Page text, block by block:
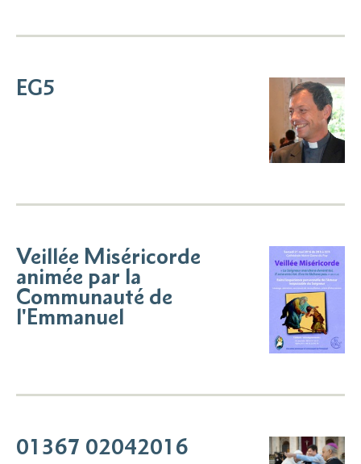
EG5
Veillée Miséricorde
animée par la
Communauté de
l'Emmanuel
01367 02042016